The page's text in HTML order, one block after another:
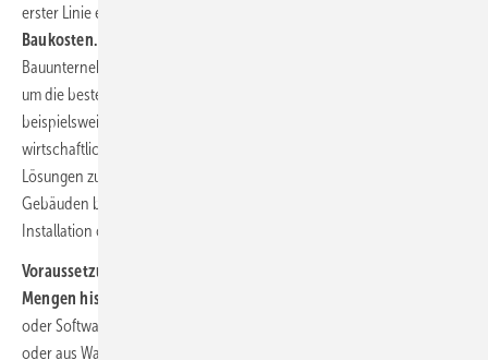
erster Linie eine
Baukosten.
Bauunternehmens verschiedene Optionen eines Modells berechnen,
um die beste Variante herauszufiltern. Als Datenbasis eignen sich
beispielsweise BIM-Modelle, um sie – je nach Aufgabenstellung – auf
wirtschaftlichere, robustere, langlebigere oder nachhaltigere
Lösungen zu überprüfen. In den USA werden damit beispielsweise in
Gebäuden bereits Trassen für HLK-Systeme und die Elektro-
Installation optimiert.
Voraussetzung für eine tragfähige KI-Vorgehensweise sind große
Mengen historischer Baudaten,
oder Softwarelösungen, aus dem Betrieb von Maschinen und Anlagen
oder aus Wartung und Service. Auch bei der Schätzung von